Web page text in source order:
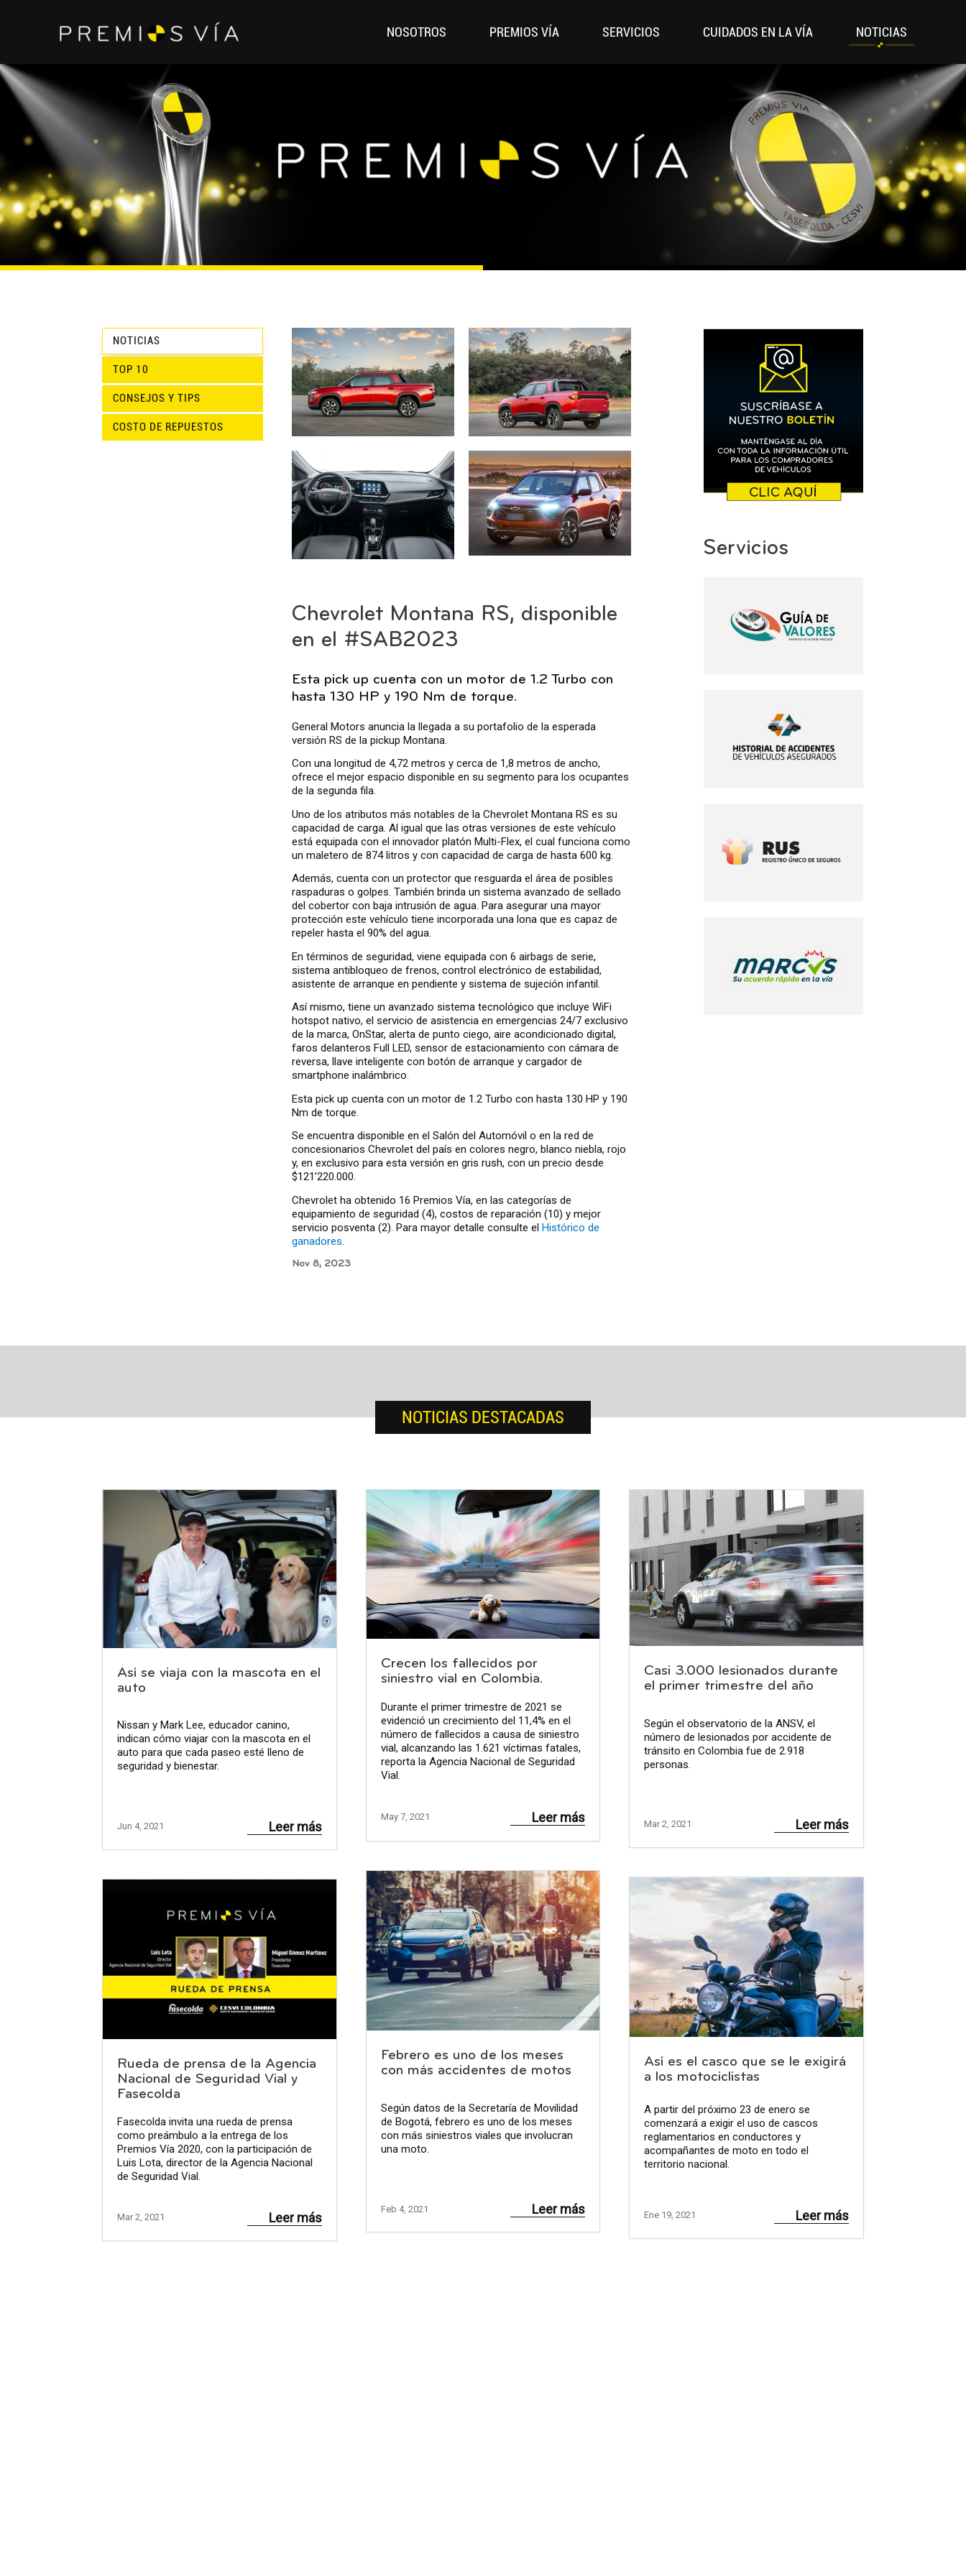
NOSOTROS PREMIOS VÍA SERVICIOS CUIDADOS EN LA VÍA NOTICIAS
NOTICIAS
TOP 10
CONSEJOS Y TIPS
COSTO DE REPUESTOS
Chevrolet Montana RS, disponible
en el #SAB2023
Esta pick up cuenta con un motor de 1.2 Turbo con
hasta 130 HP y 190 Nm de torque.
General Motors anuncia la llegada a su portafolio de la esperada
versión RS de la pickup Montana.
Con una longitud de 4,72 metros y cerca de 1,8 metros de ancho,
ofrece el mejor espacio disponible en su segmento para los ocupantes
de la segunda fila.
Uno de los atributos más notables de la Chevrolet Montana RS es su
capacidad de carga. Al igual que las otras versiones de este vehículo
está equipada con el innovador platón Multi-Flex, el cual funciona como
un maletero de 874 litros y con capacidad de carga de hasta 600 kg.
Además, cuenta con un protector que resguarda el área de posibles
raspaduras o golpes. También brinda un sistema avanzado de sellado
del cobertor con baja intrusión de agua. Para asegurar una mayor
protección este vehículo tiene incorporada una lona que es capaz de
repeler hasta el 90% del agua.
En términos de seguridad, viene equipada con 6 airbags de serie,
sistema antibloqueo de frenos, control electrónico de estabilidad,
asistente de arranque en pendiente y sistema de sujeción infantil.
Así mismo, tiene un avanzado sistema tecnológico que incluye WiFi
hotspot nativo, el servicio de asistencia en emergencias 24/7 exclusivo
de la marca, OnStar, alerta de punto ciego, aire acondicionado digital,
faros delanteros Full LED, sensor de estacionamiento con cámara de
reversa, llave inteligente con botón de arranque y cargador de
smartphone inalámbrico.
Esta pick up cuenta con un motor de 1.2 Turbo con hasta 130 HP y 190
Nm de torque.
Se encuentra disponible en el Salón del Automóvil o en la red de
concesionarios Chevrolet del país en colores negro, blanco niebla, rojo
y, en exclusivo para esta versión en gris rush, con un precio desde
$121’220.000.
Chevrolet ha obtenido 16 Premios Vía, en las categorías de
equipamiento de seguridad (4), costos de reparación (10) y mejor
servicio posventa (2). Para mayor detalle consulte el Histórico de
ganadores.
Nov 8, 2023
Servicios
NOTICIAS DESTACADAS
Así se viaja con la mascota en el
auto
Nissan y Mark Lee, educador canino,
indican cómo viajar con la mascota en el
auto para que cada paseo esté lleno de
seguridad y bienestar.
Jun 4, 2021 Leer más
Rueda de prensa de la Agencia
Nacional de Seguridad Vial y
Fasecolda
Fasecolda invita una rueda de prensa
como preámbulo a la entrega de los
Premios Vía 2020, con la participación de
Luis Lota, director de la Agencia Nacional
de Seguridad Vial.
Mar 2, 2021 Leer más
Crecen los fallecidos por
siniestro vial en Colombia.
Durante el primer trimestre de 2021 se
evidenció un crecimiento del 11,4% en el
número de fallecidos a causa de siniestro
vial, alcanzando las 1.621 víctimas fatales,
reporta la Agencia Nacional de Seguridad
Vial.
May 7, 2021 Leer más
Febrero es uno de los meses
con más accidentes de motos
Según datos de la Secretaría de Movilidad
de Bogotá, febrero es uno de los meses
con más siniestros viales que involucran
una moto.
Feb 4, 2021 Leer más
Casi 3.000 lesionados durante
el primer trimestre del año
Según el observatorio de la ANSV, el
número de lesionados por accidente de
tránsito en Colombia fue de 2.918
personas.
Mar 2, 2021 Leer más
Así es el casco que se le exigirá
a los motociclistas
A partir del próximo 23 de enero se
comenzará a exigir el uso de cascos
reglamentarios en conductores y
acompañantes de moto en todo el
territorio nacional.
Ene 19, 2021 Leer más